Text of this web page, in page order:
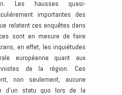
Les hausses quasi-
importantes des
relatent ces enquêtes dans
sont en mesure de faire
en effet, les inquiétudes
européenne quant aux
de la région. Ces
non seulement, aucune
d’un statu quo lors de la